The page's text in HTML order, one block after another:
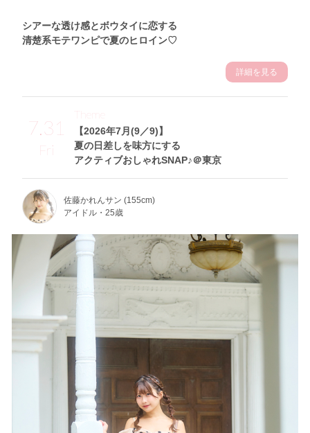
シアーな透け感とボウタイに恋する
清楚系モテワンピで夏のヒロイン♡
詳細を見る
7.31
Fri
【2026年7月(9／9)】
夏の日差しを味方にする
アクティブおしゃれSNAP♪＠東京
Theme
佐藤かれんサン (155cm)
アイドル・25歳